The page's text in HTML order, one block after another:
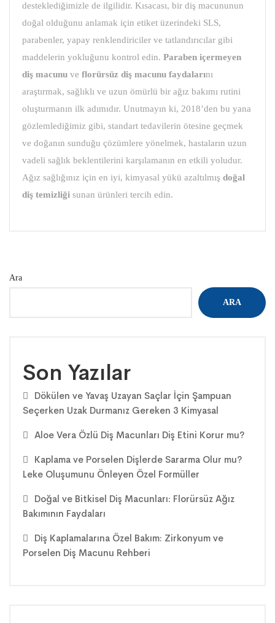
desteklediğimizle de ilgilidir. Kısacası, bir diş macununun
doğal olduğunu anlamak için etiket üzerindeki SLS,
parabenler, yapay renklendiriciler ve tatlandırıcılar gibi
maddelerin yokluğunu kontrol edin. Paraben içermeyen
diş macunu ve florürsüz diş macunu faydalarını
araştırmak, sağlıklı ve uzun ömürlü bir ağız bakımı rutini
oluşturmanın ilk adımıdır. Unutmayın ki, 2018’den bu yana
gözlemlediğimiz gibi, standart tedavilerin ötesine geçmek
ve doğanın sunduğu çözümlere yönelmek, hastaların uzun
vadeli sağlık beklentilerini karşılamanın en etkili yoludur.
Ağız sağlığınız için en iyi, kimyasal yükü azaltılmış doğal
diş temizliği sunan ürünleri tercih edin.
Ara
ARA
Son Yazılar
Dökülen ve Yavaş Uzayan Saçlar İçin Şampuan
Seçerken Uzak Durmanız Gereken 3 Kimyasal
Aloe Vera Özlü Diş Macunları Diş Etini Korur mu?
Kaplama ve Porselen Dişlerde Sararma Olur mu?
Leke Oluşumunu Önleyen Özel Formüller
Doğal ve Bitkisel Diş Macunları: Florürsüz Ağız
Bakımının Faydaları
Diş Kaplamalarına Özel Bakım: Zirkonyum ve
Porselen Diş Macunu Rehberi